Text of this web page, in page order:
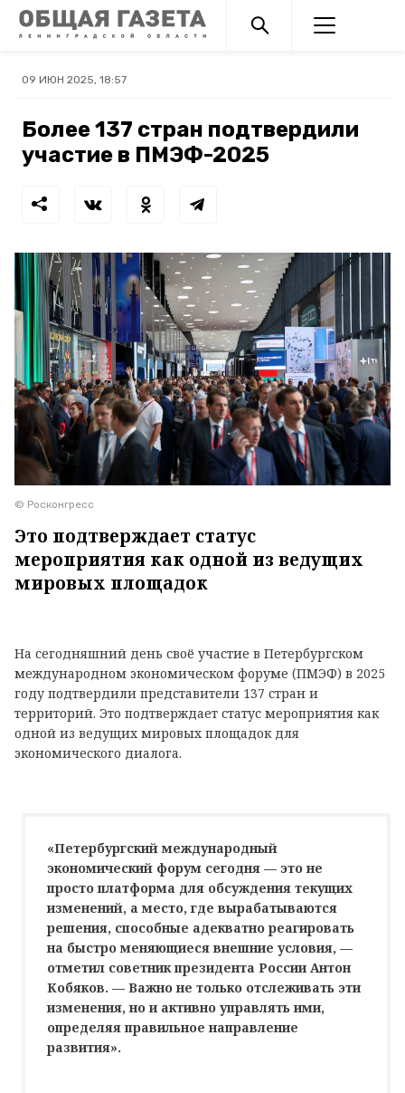
09 ИЮН 2025, 18:57
Более 137 стран подтвердили
участие в ПМЭФ-2025
© Росконгресс
Это подтверждает статус
мероприятия как одной из ведущих
мировых площадок
На сегодняшний день своё участие в Петербургском
международном экономическом форуме (ПМЭФ) в 2025
году подтвердили представители 137 стран и
территорий. Это подтверждает статус мероприятия как
одной из ведущих мировых площадок для
экономического диалога.
«Петербургский международный
экономический форум сегодня — это не
просто платформа для обсуждения текущих
изменений, а место, где вырабатываются
решения, способные адекватно реагировать
на быстро меняющиеся внешние условия, —
отметил советник президента России Антон
Кобяков. — Важно не только отслеживать эти
изменения, но и активно управлять ими,
определяя правильное направление
развития».